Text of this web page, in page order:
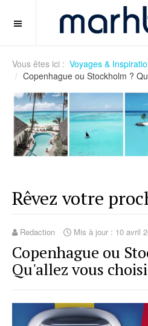
cara-memilih-kursi-gaming-ergonomis
OFF CANVAS
Vous êtes ici : Voyages &
Copenhague ou Stockholm ?
Rêvez votre
Redaction Mis à jour : 10 avril
Copenhague ou
Qu'allez vous